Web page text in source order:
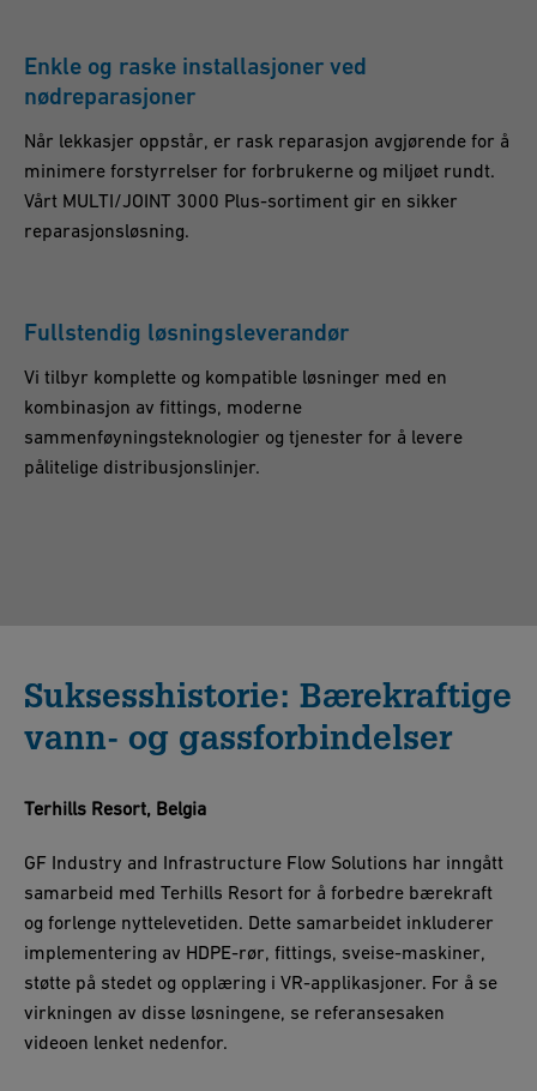
Enkle og raske installasjoner ved
nødreparasjoner
Når lekkasjer oppstår, er rask reparasjon avgjørende for å
minimere forstyrrelser for forbrukerne og miljøet rundt.
Vårt MULTI/JOINT 3000 Plus-sortiment gir en sikker
reparasjonsløsning.
Fullstendig løsningsleverandør
Vi tilbyr komplette og kompatible løsninger med en
kombinasjon av fittings, moderne
sammenføyningsteknologier og tjenester for å levere
pålitelige distribusjonslinjer.
Suksesshistorie: Bærekraftige
vann- og gassforbindelser
Terhills Resort, Belgia
GF Industry and Infrastructure Flow Solutions har inngått
samarbeid med Terhills Resort for å forbedre bærekraft
og forlenge nyttelevetiden. Dette samarbeidet inkluderer
implementering av HDPE-rør, fittings, sveise-maskiner,
støtte på stedet og opplæring i VR-applikasjoner. For å se
virkningen av disse løsningene, se referansesaken
videoen lenket nedenfor.